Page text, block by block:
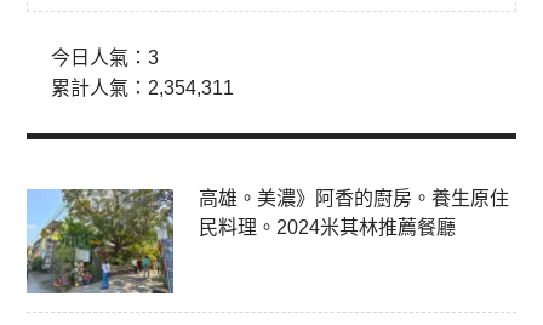
今日人氣：3
累計人氣： 2,354,311
高雄。美濃》阿香的廚房。養生原住
民料理。2024米其林推薦餐廳